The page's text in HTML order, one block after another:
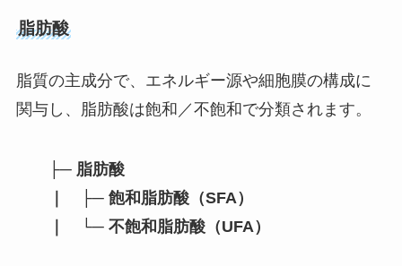
脂肪酸
脂質の主成分で、エネルギー源や細胞膜の構成に
関与し、脂肪酸は飽和／不飽和で分類されます。
├─ 脂肪酸
｜ ├─ 飽和脂肪酸（SFA）
｜ └─ 不飽和脂肪酸（UFA）